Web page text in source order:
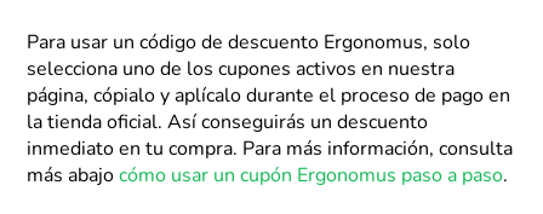
Para usar un código de descuento Ergonomus, solo
selecciona uno de los cupones activos en nuestra
página, cópialo y aplícalo durante el proceso de pago en
la tienda oficial. Así conseguirás un descuento
inmediato en tu compra. Para más información, consulta
más abajocómo usar un cupón Ergonomus paso a paso.